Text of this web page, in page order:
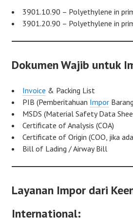
3901.10.90 – Polyethylene in
3901.20.90 – Polyethylene in
Dokumen Wajib untuk
Invoice & Packing List
PIB (Pemberitahuan Impor
MSDS (Material Safety Data
Certificate of Analysis (COA)
Certificate of Origin (COO, jika
Bill of Lading / Airway Bill
Layanan Impor dari
International: